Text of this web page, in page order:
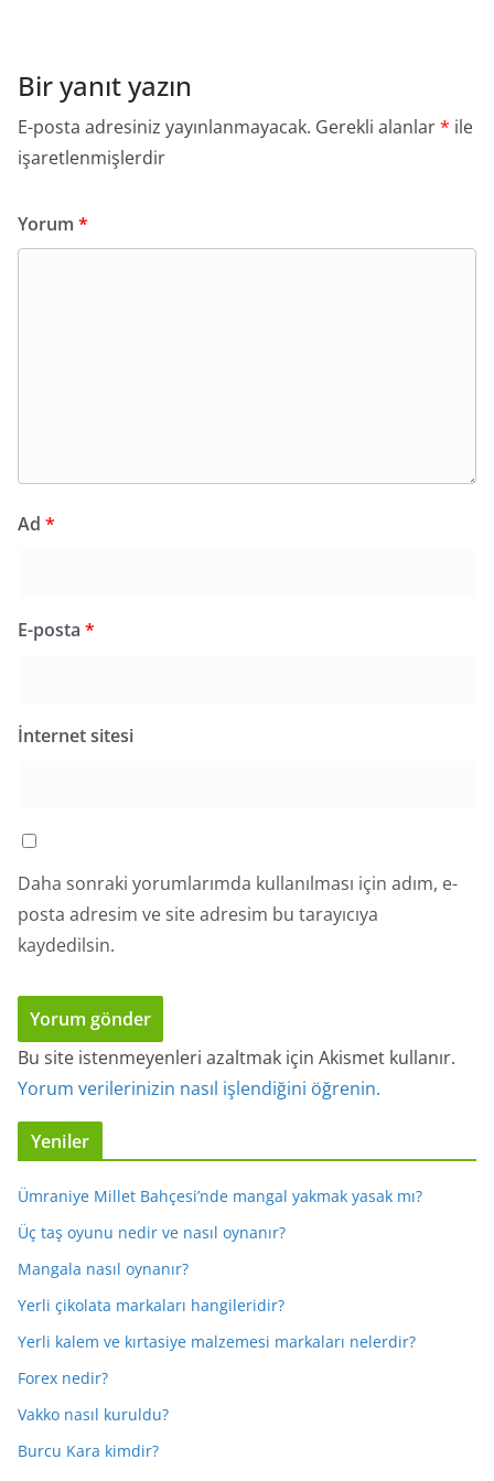
Bir yanıt yazın
E-posta adresiniz yayınlanmayacak. Gerekli alanlar* ile
işaretlenmişlerdir
Yorum *
Ad *
E-posta *
İnternet sitesi
Daha sonraki yorumlarımda kullanılması için adım, e-
posta adresim ve site adresim bu tarayıcıya
kaydedilsin.
Bu site istenmeyenleri azaltmak için Akismet kullanır.
Yorum verilerinizin nasıl işlendiğini öğrenin.
Yeniler
Ümraniye Millet Bahçesi’nde mangal yakmak yasak mı?
Üç taş oyunu nedir ve nasıl oynanır?
Mangala nasıl oynanır?
Yerli çikolata markaları hangileridir?
Yerli kalem ve kırtasiye malzemesi markaları nelerdir?
Forex nedir?
Vakko nasıl kuruldu?
Burcu Kara kimdir?